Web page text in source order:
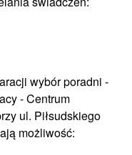
wybór poradni -
- Centrum
ul. Piłsudskiego
możliwość: